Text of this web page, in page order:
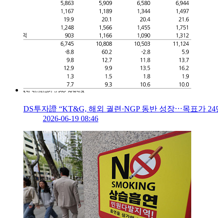
DS투자證 “KT&G, 해외 궐련·NGP 동반 성장⋯목표가 24
2026-06-19 08:46